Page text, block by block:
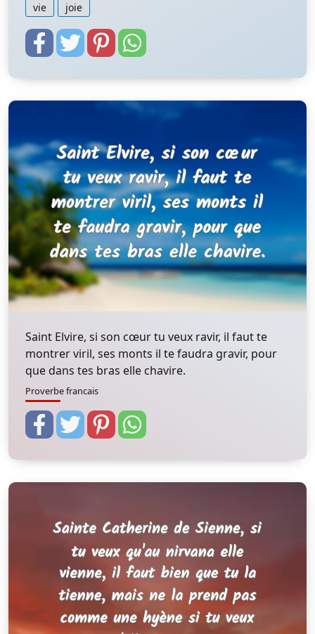
vie joie
Saint Elvire, si son cœur tu veux ravir, il faut te
montrer viril, ses monts il te faudra gravir, pour
que dans tes bras elle chavire.
Proverbe francais